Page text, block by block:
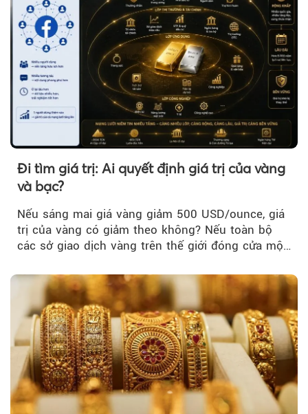
Đi tìm giá trị: Ai quyết định giá trị của vàng
và bạc?
Nếu sáng mai giá vàng giảm 500 USD/ounce, giá
trị của vàng có giảm theo không? Nếu toàn bộ
các sở giao dịch vàng trên thế giới đóng cửa một